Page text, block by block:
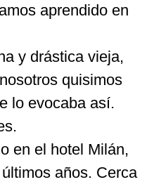
aprendido en
y drástica vieja,
quisimos
lo evocaba así.
en el hotel Milán,
años. Cerca